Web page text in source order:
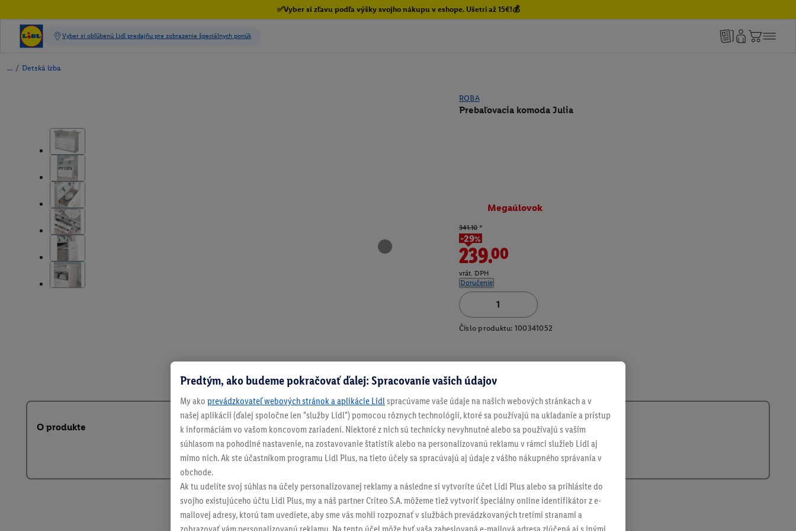
✅Vyber si zľavu podľa výšky svojho nákupu v eshope. Ušetri až 15€!💰
/ Detská izba
ROBA
Prebaľovacia komoda Julia
Megaúlovok
341.10*
-29%
239.00
vrát. DPH
Doručenie
Číslo produktu: 100341052
O produkte
Predtým, ako budeme pokračovať ďalej: Spracovanie vašich údajov
My ako prevádzkovateľ webových stránok a aplikácie Lidl spracúvame vaše údaje na našich webových stránkach a v
našej aplikácii (ďalej spoločne len "služby Lidl") pomocou rôznych technológií, ktoré sa používajú na ukladanie a prístup
k informáciám vo vašom koncovom zariadení. Niektoré z nich sú technicky nevyhnutné alebo sa používajú s vaším
súhlasom na pohodlné nastavenie, na zostavovanie štatistík alebo na personalizovanú reklamu v rámci služieb Lidl aj
mimo nich. Ak ste účastníkom programu Lidl Plus, na tieto účely sa spracúvajú aj údaje z vášho nákupného správania v
obchode.
Ak tu udelíte svoj súhlas na účely personalizovanej reklamy a následne si vytvoríte účet Lidl Plus alebo sa prihlásite do
svojho existujúceho účtu Lidl Plus, my a náš partner Criteo S.A. môžeme tiež vytvoriť špeciálny online identifikátor z e-
mailovej adresy, ktorú tam uvediete, aby sme vás mohli rozpoznať v službách prevádzkovaných tretími stranami a